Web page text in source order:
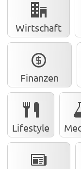
Wirtschaft
Finanzen
Lifestyle